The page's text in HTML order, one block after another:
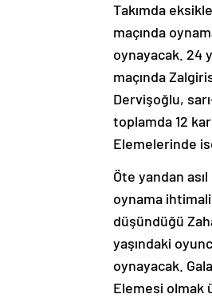
Takımda
maçında
oynayacak. 24
maçında
Dervişoğlu,
toplamda 12
Elemelerinde
Öte yandan
oynama
düşündüğü
yaşındaki
oynayacak.
Elemesi olmak